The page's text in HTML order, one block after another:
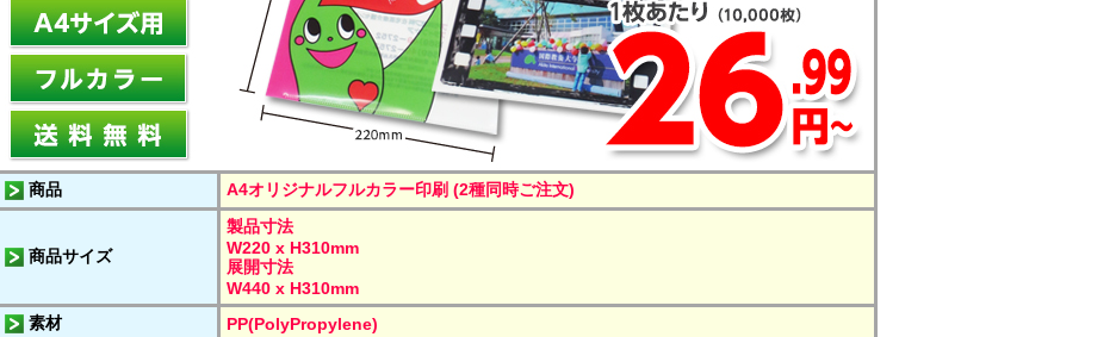
商品 A4オリジナルフルカラー印刷 (2種同時ご注文)
商品サイズ
製品寸法
W220 x H310mm
展開寸法
W440 x H310mm
素材
PP(PolyPropylene)